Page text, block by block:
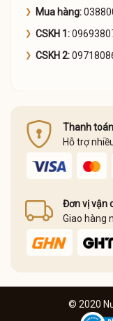
Mua hàng:
CSKH 1:
CSKH 2:
Thanh
Hỗ trợ
Đơn vị vận
Giao hàng
© 2020